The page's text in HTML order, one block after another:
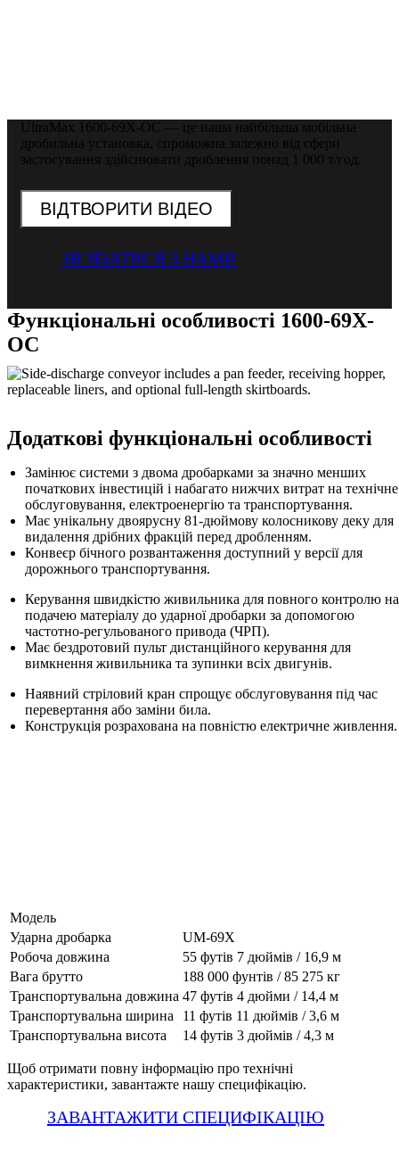
UltraMax 1600-69X-OC — це наша найбільша мобільна
дробильна установка, спроможна залежно від сфери
застосування здійснювати дроблення понад 1 000 т/год.
ВІДТВОРИТИ ВІДЕО
ЗВ’ЯЗАТИСЯ З НАМИ
Функціональні особливості 1600-69X-
OC
Додаткові функціональні особливості
Замінює системи з двома дробарками за значно менших
початкових інвестицій і набагато нижчих витрат на технічне
обслуговування, електроенергію та транспортування.
Має унікальну двоярусну 81-дюймову колосникову деку для
видалення дрібних фракцій перед дробленням.
Конвеєр бічного розвантаження доступний у версії для
дорожнього транспортування.
Керування швидкістю живильника для повного контролю
подачею матеріалу до ударної дробарки за допомогою
частотно-регульованого привода (ЧРП).
Має бездротовий пульт дистанційного керування для
вимкнення живильника та зупинки всіх двигунів.
Наявний стріловий кран спрощує обслуговування під час
перевертання або заміни била.
Конструкція розрахована на повністю електричне живлення.
Модель
Ударна дробарка
UM-69X
Робоча довжина
55 футів 7 дюймів / 16,9 м
Вага брутто
188 000 фунтів / 85 275 кг
Транспортувальна довжина 47 футів 4 дюйми / 14,4 м
Транспортувальна ширина
11 футів 11 дюймів / 3,6 м
Транспортувальна висота
14 футів 3 дюймів / 4,3 м
Щоб отримати повну інформацію про технічні
характеристики, завантажте нашу специфікацію.
ЗАВАНТАЖИТИ СПЕЦИФІКАЦІЮ